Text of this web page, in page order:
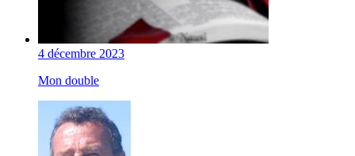
4 décembre 2023
Mon double